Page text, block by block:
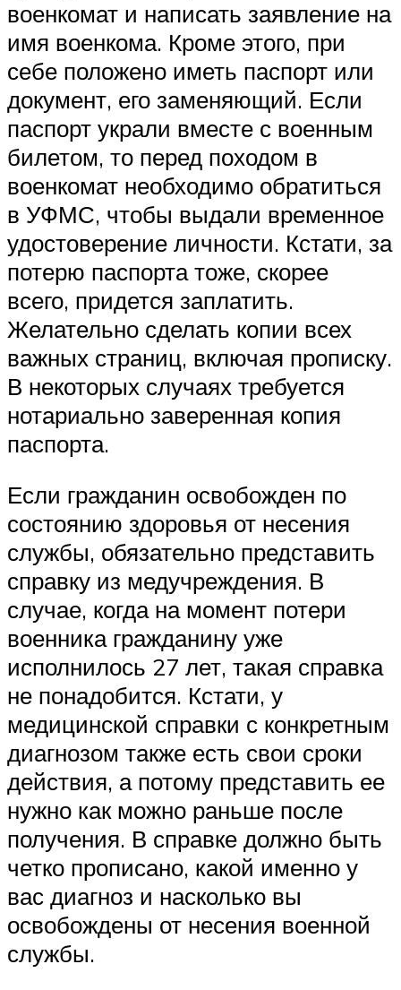
военкомат и написать заявление на
имя военкома. Кроме этого, при
себе положено иметь паспорт или
документ, его заменяющий. Если
паспорт украли вместе с военным
билетом, то перед походом в
военкомат необходимо обратиться
в УФМС, чтобы выдали временное
удостоверение личности. Кстати, за
потерю паспорта тоже, скорее
всего, придется заплатить.
Желательно сделать копии всех
важных страниц, включая прописку.
В некоторых случаях требуется
нотариально заверенная копия
паспорта.
Если гражданин освобожден по
состоянию здоровья от несения
службы, обязательно представить
справку из медучреждения. В
случае, когда на момент потери
военника гражданину уже
исполнилось 27 лет, такая справка
не понадобится. Кстати, у
медицинской справки с конкретным
диагнозом также есть свои сроки
действия, а потому представить ее
нужно как можно раньше после
получения. В справке должно быть
четко прописано, какой именно у
вас диагноз и насколько вы
освобождены от несения военной
службы.